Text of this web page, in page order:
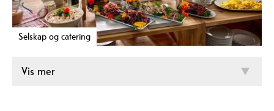
Selskap og catering
Vis mer